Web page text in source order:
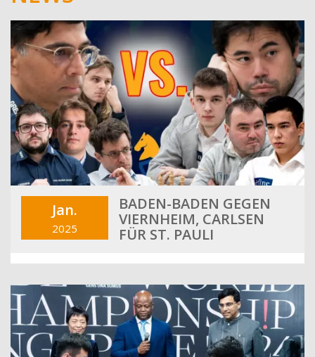
Jan.
2025
BADEN-BADEN GEGEN
VIERNHEIM, CARLSEN
FÜR ST. PAULI